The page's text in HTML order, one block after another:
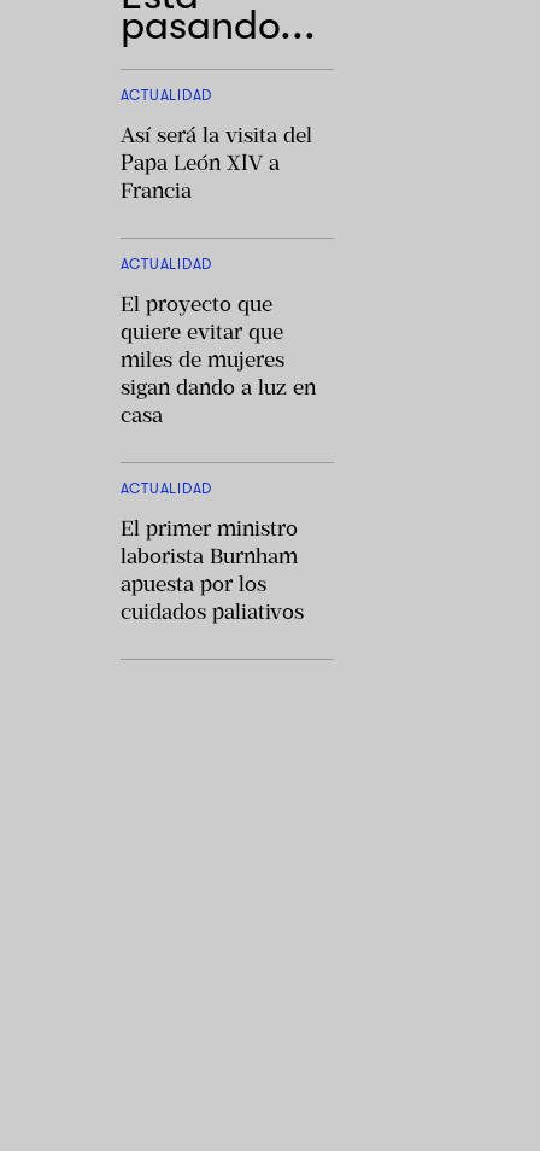
pasando...
ACTUALIDAD
Así será la visita del
Papa León XIV a
Francia
ACTUALIDAD
El proyecto que
quiere evitar que
miles de mujeres
sigan dando a luz en
casa
ACTUALIDAD
El primer ministro
laborista Burnham
apuesta por los
cuidados paliativos